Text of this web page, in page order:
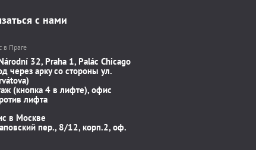
с нами
в Праге
32, Praha 1, Palác Chicago
через арку со стороны ул.
(кнопка 4 в лифте), офис
лифта
в Москве
пер., 8/12, корп.2, оф.